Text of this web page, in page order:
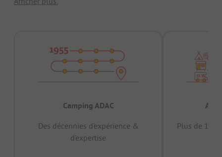
Camping ADAC
Des décennies d’expérience &
d’expertise
Plus de 15